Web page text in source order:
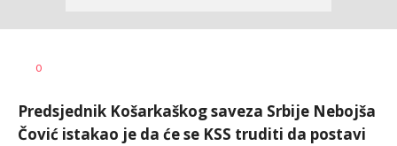
AUTOR
0
Predsjednik Košarkaškog saveza Srbije Nebojša
Čović istakao je da će se KSS truditi da postavi